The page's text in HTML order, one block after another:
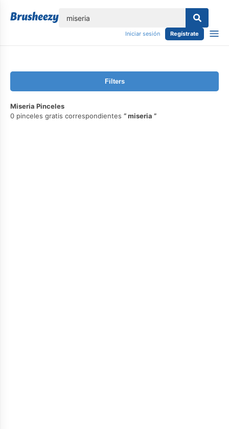
Iniciar sesión Regístrate
Filters
Miseria Pinceles
0 pinceles gratis correspondientes
miseria